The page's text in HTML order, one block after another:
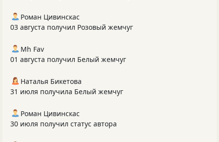
Роман Цивинскас
03 августа получил Розовый жемчуг
Mh Fav
01 августа получил Белый жемчуг
Наталья Бикетова
31 июля получила Белый жемчуг
Роман Цивинскас
30 июля получил статус автора